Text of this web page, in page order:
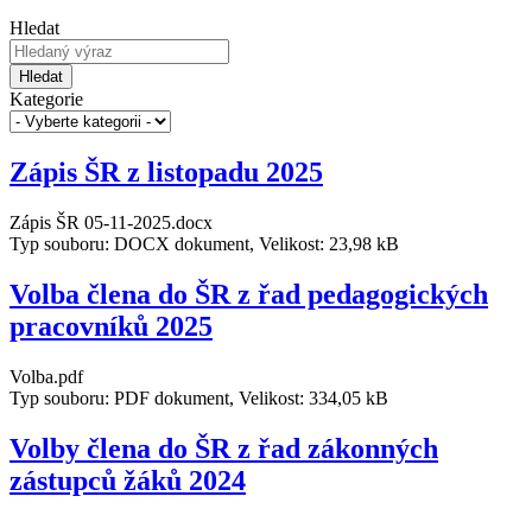
Hledat
Hledat
Kategorie
Zápis ŠR z listopadu 2025
Zápis ŠR 05-11-2025.docx
Typ souboru: DOCX dokument, Velikost: 23,98 kB
Volba člena do ŠR z řad pedagogických
pracovníků 2025
Volba.pdf
Typ souboru: PDF dokument, Velikost: 334,05 kB
Volby člena do ŠR z řad zákonných
zástupců žáků 2024